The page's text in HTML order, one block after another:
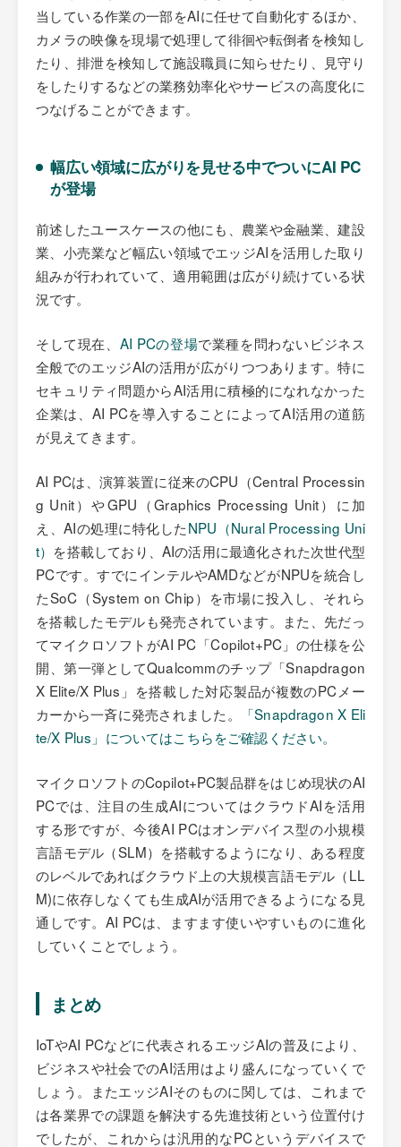
当している作業の一部をAIに任せて自動化するほか、
カメラの映像を現場で処理して徘徊や転倒者を検知し
たり、排泄を検知して施設職員に知らせたり、見守り
をしたりするなどの業務効率化やサービスの高度化に
つなげることができます。
幅広い領域に広がりを見せる中でついにAI PC
が登場
前述したユースケースの他にも、農業や金融業、建設
業、小売業など幅広い領域でエッジAIを活用した取り
組みが行われていて、適用範囲は広がり続けている状
況です。
そして現在、 AI PCの登場で業種を問わないビジネス
全般でのエッジAIの活用が広がりつつあります。特に
セキュリティ問題からAI活用に積極的になれなかった
企業は、AI PCを導入することによってAI活用の道筋
が見えてきます。
AI PCは、演算装置に従来のCPU（Central Processin
g Unit）やGPU（Graphics Processing Unit）に加
え、AIの処理に特化したNPU（Nural Processing Uni
t） を搭載しており、AIの活用に最適化された次世代型
PCです。すでにインテルやAMDなどがNPUを統合し
たSoC（System on Chip）を市場に投入し、それら
を搭載したモデルも発売されています。また、先だっ
てマイクロソフトがAI PC「Copilot+PC」の仕様を公
開、第一弾としてQualcommのチップ「Snapdragon
X Elite/X Plus」を搭載した対応製品が複数のPCメー
カーから一斉に発売されました。
「Snapdragon X Eli
te/X Plus」についてはこちらをご確認ください。
マイクロソフトのCopilot+PC製品群をはじめ現状のAI
PCでは、注目の生成AIについてはクラウドAIを活用
する形ですが、今後AI PCはオンデバイス型の小規模
言語モデル（SLM）を搭載するようになり、ある程度
のレベルであればクラウド上の大規模言語モデル（LL
M)に依存しなくても生成AIが活用できるようになる見
通しです。AI PCは、ますます使いやすいものに進化
していくことでしょう。
まとめ
IoTやAI PCなどに代表されるエッジAIの普及により、
ビジネスや社会でのAI活用はより盛んになっていくで
しょう。またエッジAIそのものに関しては、これまで
は各業界での課題を解決する先進技術という位置付け
でしたが、これからは汎用的なPCというデバイスで